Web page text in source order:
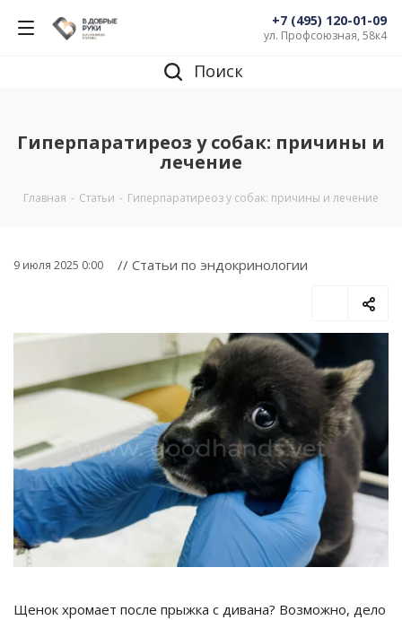
+7 (495) 120-01-09
ул. Профсоюзная, 58к4
Поиск
Гиперпаратиреоз у собак: причины и
лечение
Главная - Статьи - Гиперпаратиреоз у собак: причины и лечение
9 июля 2025 0:00 // Статьи по эндокринологии
Щенок хромает после прыжка с дивана? Возможно, дело